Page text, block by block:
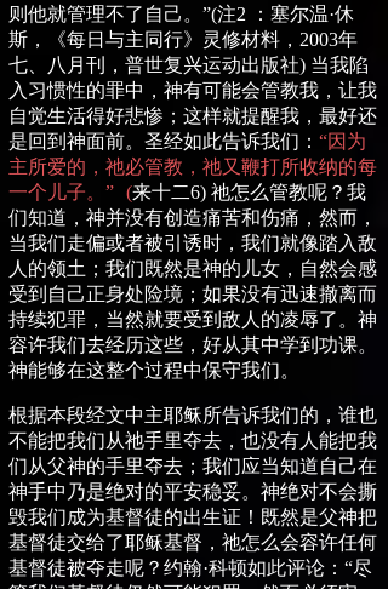
则他就管理不了自己。 ”(注2 ：塞尔温·休
斯，《每日与主同行》灵修材料， 2003年
七、八月刊，普世复兴运动出版社) 当我陷
入习惯性的罪中，神有可能会管教我，让我
自觉生活得好悲惨；这样就提醒我，最好还
是回到神面前。圣经如此告诉我们： “因为
主所爱的，祂必管教，祂又鞭打所收纳的每
一个儿子。” (来十二6) 祂怎么管教呢？我
们知道，神并没有创造痛苦和伤痛，然而，
当我们走偏或者被引诱时，我们就像踏入敌
人的领土；我们既然是神的儿女，自然会感
受到自己正身处险境；如果没有迅速撤离而
持续犯罪，当然就要受到敌人的凌辱了。神
容许我们去经历这些，好从其中学到功课。
神能够在这整个过程中保守我们。
根据本段经文中主耶稣所告诉我们的，谁也
不能把我们从祂手里夺去，也没有人能把我
们从父神的手里夺去；我们应当知道自己在
神手中乃是绝对的平安稳妥。神绝对不会撕
毁我们成为基督徒的出生证！既然是父神把
基督徒交给了耶稣基督，祂怎么会容许任何
基督徒被夺走呢？约翰·科顿如此评论： “尽